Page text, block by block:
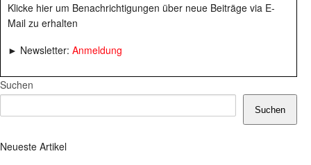
Klicke hier um Benachrichtigungen über neue Beiträge via E-
Mail zu erhalten
► Newsletter: Anmeldung
Suchen
Suchen
Neueste Artikel